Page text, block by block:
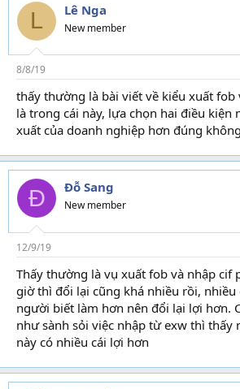
L Lê Nga
New member
8/8/19
thấy thường là bài viết về kiểu xuất fob
là trong cái này, lựa chọn hai điều kiện
xuất của doanh nghiệp hơn đúng không
Đ Đỗ Sang
New member
12/9/19
Thấy thường là vụ xuất fob và nhập cif
giờ thì đổi lại cũng khá nhiều rồi, nhiều
người biết làm hơn nên đổi lại lợi hơn.
như sành sỏi việc nhập từ exw thì thấy
này có nhiều cái lợi hơn